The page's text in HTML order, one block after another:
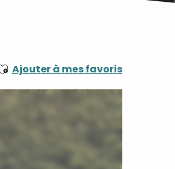
aux favoris
Ajouter à mes favoris